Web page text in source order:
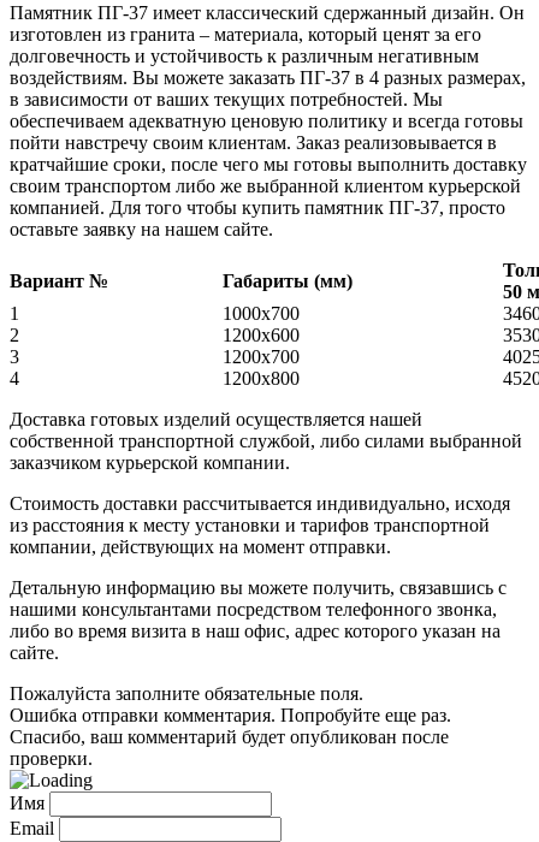
Памятник ПГ-37 имеет классический сдержанный дизайн. Он
изготовлен из гранита – материала, который ценят за его
долговечность и устойчивость к различным негативным
воздействиям. Вы можете заказать ПГ-37 в 4 разных размерах,
в зависимости от ваших текущих потребностей. Мы
обеспечиваем адекватную ценовую политику и всегда готовы
пойти навстречу своим клиентам. Заказ реализовывается в
кратчайшие сроки, после чего мы готовы выполнить доставку
своим транспортом либо же выбранной клиентом курьерской
компанией. Для того чтобы купить памятник ПГ-37, просто
оставьте заявку на нашем сайте.
Вариант № Габариты (мм)
50
1
1000х700
2
1200х600
3
1200х700
4
1200х800
Доставка готовых изделий осуществляется нашей
собственной транспортной службой, либо силами выбранной
заказчиком курьерской компании.
Стоимость доставки рассчитывается индивидуально, исходя
из расстояния к месту установки и тарифов транспортной
компании, действующих на момент отправки.
Детальную информацию вы можете получить, связавшись с
нашими консультантами посредством телефонного звонка,
либо во время визита в наш офис, адрес которого указан на
сайте.
Пожалуйста заполните обязательные поля.
Ошибка отправки комментария. Попробуйте еще раз.
Спасибо, ваш комментарий будет опубликован после
проверки.
Имя
Email